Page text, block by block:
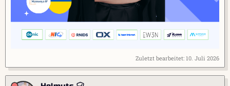
Zuletzt bearbeitet: 10. Juli 2026